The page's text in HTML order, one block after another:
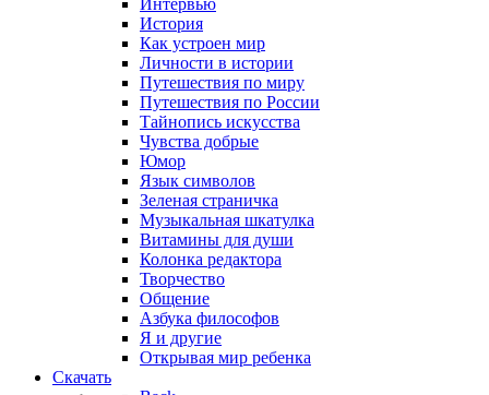
Интервью
История
Как устроен мир
Личности в истории
Путешествия по миру
Путешествия по России
Тайнопись искусства
Чувства добрые
Юмор
Язык символов
Зеленая страничка
Музыкальная шкатулка
Витамины для души
Колонка редактора
Творчество
Общение
Азбука философов
Я и другие
Открывая мир ребенка
Скачать